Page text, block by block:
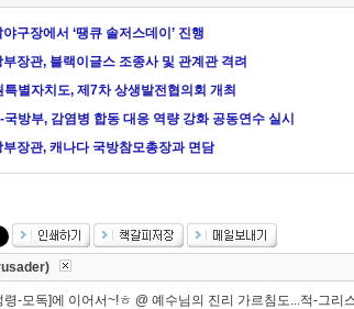
구장에서 ‘땡큐 솔저스데이’ 진행
장관, 블랙이글스 조종사 및 관계관 격려
별자치도, 제7차 상생발전협의회 개최
국방부, 감염병 합동 대응 역량 강화 공동연수 실시
부장관, 캐나다 국방참모총장과 면담
령-모독]에 이어서~!ㅎ @ 예수님의 진리 가르침도...적-그리